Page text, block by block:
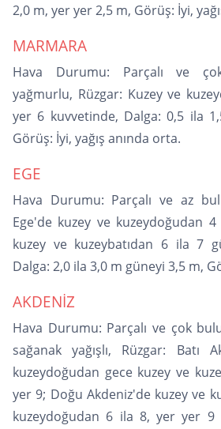
2,0 m, yer yer 2,5 m, Görüş: İyi,
MARMARA
Hava Durumu: Parçalı ve
yağmurlu, Rüzgar: Kuzey ve
yer 6 kuvvetinde, Dalga: 0,5 ila
Görüş: İyi, yağış anında orta.
EGE
Hava Durumu: Parçalı ve az
Ege'de kuzey ve kuzeydoğudan
kuzey ve kuzeybatıdan 6 ila 7
Dalga: 2,0 ila 3,0 m güneyi 3,5 m,
AKDENİZ
Hava Durumu: Parçalı ve çok
sağanak yağışlı, Rüzgar: Batı
kuzeydoğudan gece kuzey ve
yer 9; Doğu Akdeniz'de kuzey ve
kuzeydoğudan 6 ila 8, yer yer 9